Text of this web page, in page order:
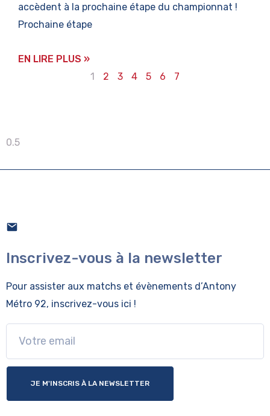
accèdent à la prochaine étape du championnat !
Prochaine étape
EN LIRE PLUS »
1
2 3 4 5 6 7
Inscrivez-vous à la newsletter
Pour assister aux matchs et évènements d’Antony
Métro 92, inscrivez-vous ici !
JE M'INSCRIS À LA NEWSLETTER